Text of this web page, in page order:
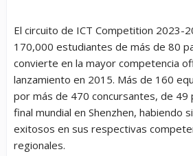
El circuito de ICT Competition 2023-
170,000 estudiantes de más de 80
convierte en la mayor competencia
lanzamiento en 2015. Más de 160
por más de 470 concursantes, de 49
final mundial en Shenzhen, habiendo
exitosos en sus respectivas
regionales.